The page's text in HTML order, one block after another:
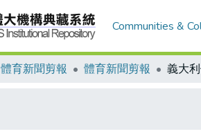
Communities &
體育新聞剪報 體育新聞剪報